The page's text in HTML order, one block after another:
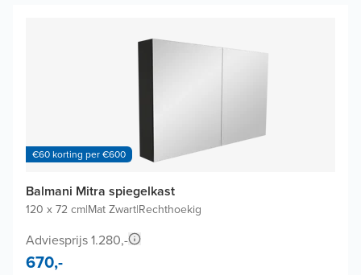
€60 korting per €600
Balmani Mitra spiegelkast
120 x 72 cm|Mat Zwart|Rechthoekig
Adviesprijs 1.280,-
670,-